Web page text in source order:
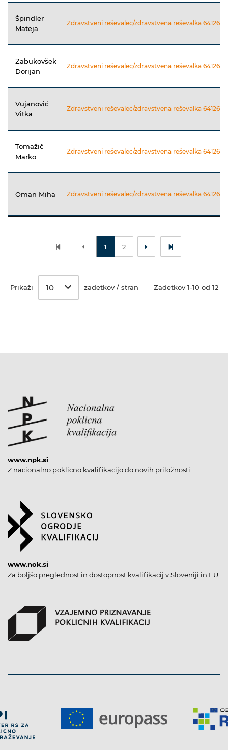
Špindler
Mateja
Zdravstveni reševalec/zdravstvena reševalka 64126411
Zabukovšek
Dorijan
Zdravstveni reševalec/zdravstvena reševalka 64126411
Vujanović
Vitka
Zdravstveni reševalec/zdravstvena reševalka 64126411
Tomažič
Marko
Zdravstveni reševalec/zdravstvena reševalka 64126411
Oman Miha Zdravstveni reševalec/zdravstvena reševalka 64126411
1 2
Prikaži 10 zadetkov / stran Zadetkov 1-10 od 12
www.npk.si
Z nacionalno poklicno kvalifikacijo do novih priložnosti.
www.nok.si
Za boljšo preglednost in dostopnost kvalifikacij v Sloveniji in EU.